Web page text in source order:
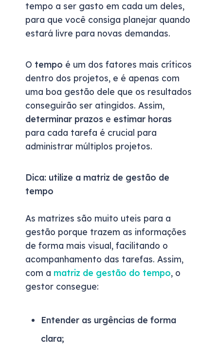
tempo a ser gasto em cada um deles,
para que você consiga planejar quando
estará livre para novas demandas.
O tempo é um dos fatores mais críticos
dentro dos projetos, e é apenas com
uma boa gestão dele que os resultados
conseguirão ser atingidos. Assim,
determinar prazos e estimar horas
para cada tarefa é crucial para
administrar múltiplos projetos.
Dica: utilize a matriz de gestão de
tempo
As matrizes são muito uteis para a
gestão porque trazem as informações
de forma mais visual, facilitando o
acompanhamento das tarefas. Assim,
com a matriz de gestão do tempo, o
gestor consegue:
Entender as urgências de forma
clara;